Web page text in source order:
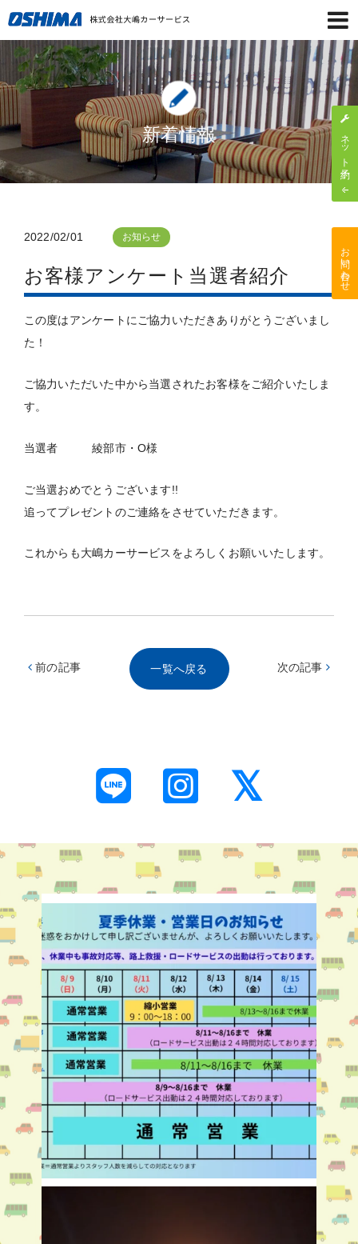
新着情報
2022/02/01 お知らせ
お客様アンケート当選者紹介
この度はアンケートにご協力いただきありがとうございまし
た！
ご協力いただいた中から当選されたお客様をご紹介いたしま
す。
当選者 綾部市・O様
ご当選おめでとうございます!!
追ってプレゼントのご連絡をさせていただきます。
これからも大嶋カーサービスをよろしくお願いいたします。
一覧へ戻る
前の記事 次の記事
ネット予約
お問い合わせ